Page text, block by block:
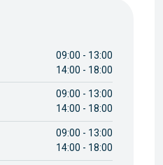
09:00 - 13:00
14:00 - 18:00
09:00 - 13:00
14:00 - 18:00
09:00 - 13:00
14:00 - 18:00